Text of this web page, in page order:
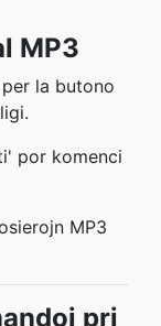
MP3
la butono
por komenci
MP3
pri